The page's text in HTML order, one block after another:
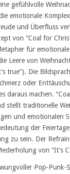
gefühlvolle
emotionale
und Überfluss
von “Coal for
für
Leere von
true”). Die
oder
daraus machen.
stellt traditionelle
und emotionalen
der
zu sein. Der
von “It’s
Pop-